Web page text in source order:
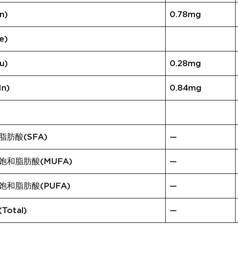
0.78mg
0.28mg
0.84mg
肪酸(SFA) —
和脂肪酸(MUFA) —
和脂肪酸(PUFA) —
—